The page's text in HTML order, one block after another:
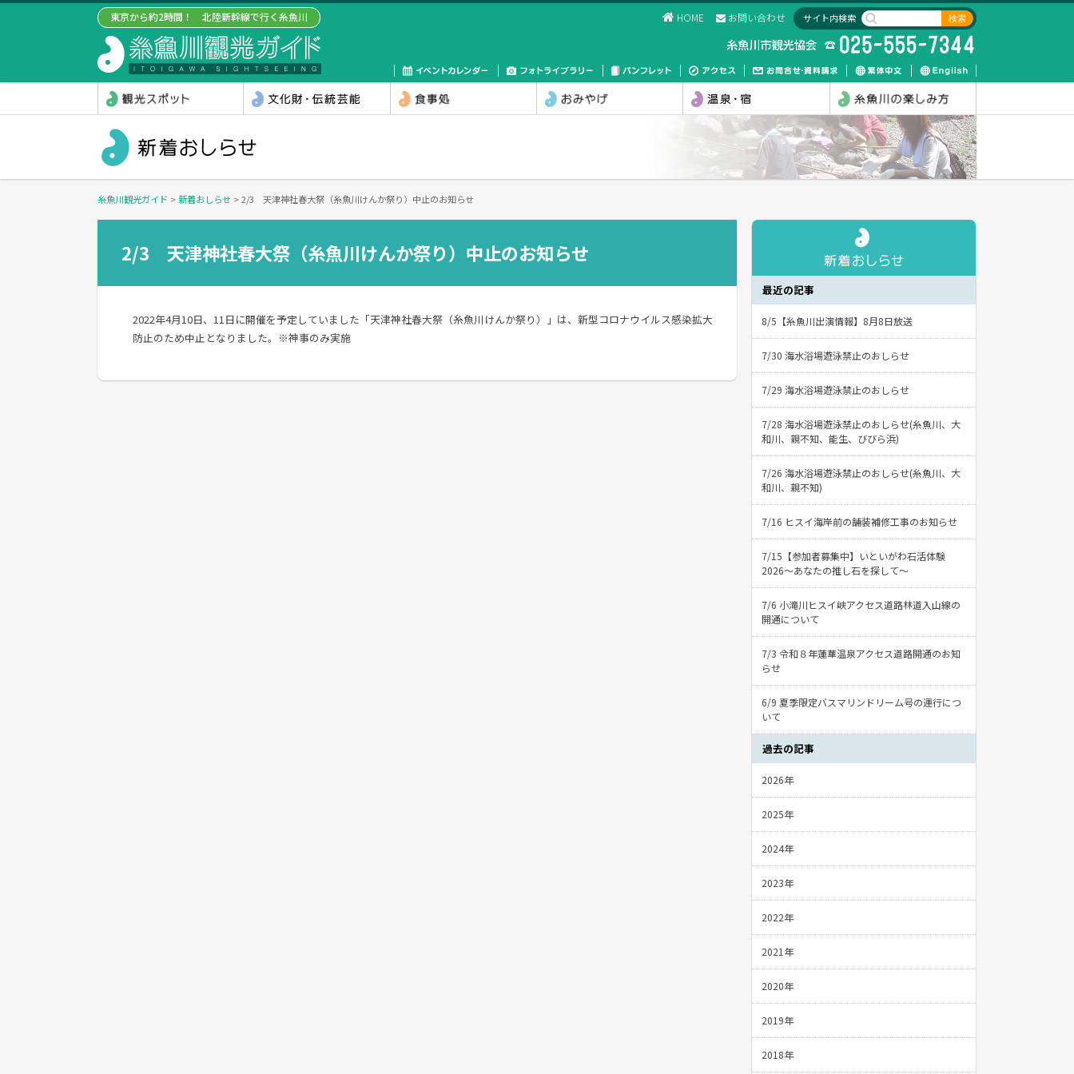
東京から約2時間！ 北陸新幹線で行く糸魚川 サイト内検索
HOME お問い合わせ
糸魚川観光ガイド >新着おしらせ >2/3 天津神社春大祭（糸魚川けんか祭り）中止のお知らせ
2/3 天津神社春大祭（糸魚川けんか祭り）中止のお知らせ
2022年4月10日、11日に開催を予定していました「天津神社春大祭（糸魚川けんか祭り）」は、新型コロナウイルス感染拡大
防止のため中止となりました。※神事のみ実施
最近の記事
8/5【糸魚川出演情報】8月8日放送
7/30 海水浴場遊泳禁止のおしらせ
7/29 海水浴場遊泳禁止のおしらせ
7/28 海水浴場遊泳禁止のおしらせ(糸魚川、大
和川、親不知、能生、びびら浜)
7/26 海水浴場遊泳禁止のおしらせ(糸魚川、大
和川、親不知)
7/16 ヒスイ海岸前の舗装補修工事のお知らせ
7/15【参加者募集中】いといがわ石活体験
2026〜あなたの推し石を探して〜
7/6 小滝川ヒスイ峡アクセス道路林道入山線の
開通について
7/3 令和８年蓮華温泉アクセス道路開通のお知
らせ
6/9 夏季限定バスマリンドリーム号の運行につ
いて
過去の記事
2026年
2025年
2024年
2023年
2022年
2021年
2020年
2019年
2018年